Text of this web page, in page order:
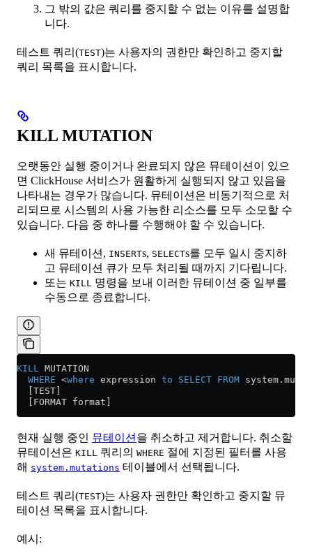
그 밖의 값은 쿼리를 중지할 수 없는 이유를 설명합
니다.
테스트 쿼리(TEST)는 사용자의 권한만 확인하고 중지할
쿼리 목록을 표시합니다.
KILL MUTATION
오랫동안 실행 중이거나 완료되지 않은 뮤테이션이 있으
면 ClickHouse 서비스가 원활하게 실행되지 않고 있음을
나타내는 경우가 많습니다. 뮤테이션은 비동기적으로 처
리되므로 시스템의 사용 가능한 리소스를 모두 소모할 수
있습니다. 다음 중 하나를 수행해야 할 수 있습니다.
새 뮤테이션, INSERTs, SELECTs를 모두 일시 중지하
고 뮤테이션 큐가 모두 처리될 때까지 기다립니다.
또는 KILL 명령을 보내 이러한 뮤테이션 중 일부를
수동으로 종료합니다.
KILL MUTATION
  WHERE
<where expression to SELECT FROM system .
  [TEST]
  [FORMAT format]
현재 실행 중인 뮤테이션 을 취소하고 제거합니다. 취소할
뮤테이션은 KILL 쿼리의 WHERE 절에 지정된 필터를 사용
해 system.mutations 테이블에서 선택됩니다.
테스트 쿼리(TEST)는 사용자 권한만 확인하고 중지할 뮤
테이션 목록을 표시합니다.
예시: